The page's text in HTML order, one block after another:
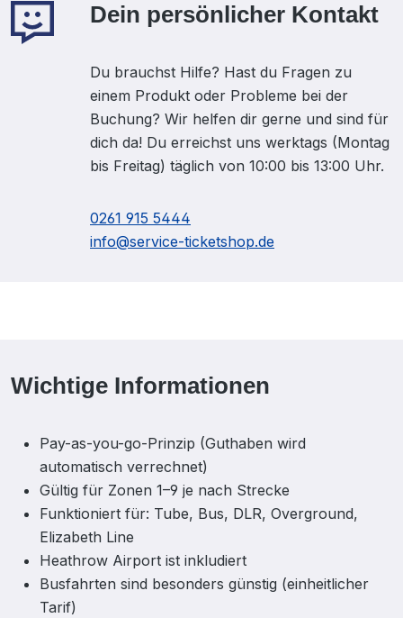
Dein persönlicher Kontakt
Du brauchst Hilfe? Hast du Fragen zu
einem Produkt oder Probleme bei der
Buchung? Wir helfen dir gerne und sind für
dich da! Du erreichst uns werktags (Montag
bis Freitag) täglich von 10:00 bis 13:00 Uhr.
0261 915 5444
info@service-ticketshop.de
Wichtige Informationen
Pay-as-you-go-Prinzip (Guthaben wird
automatisch verrechnet)
Gültig für Zonen 1–9 je nach Strecke
Funktioniert für: Tube, Bus, DLR, Overground,
Elizabeth Line
Heathrow Airport ist inkludiert
Busfahrten sind besonders günstig (einheitlicher
Tarif)